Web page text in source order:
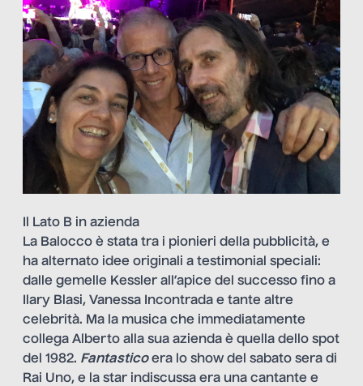
Il Lato B in azienda
La Balocco è stata tra i pionieri della pubblicità, e
ha alternato idee originali a testimonial speciali:
dalle gemelle Kessler all’apice del successo fino a
Ilary Blasi, Vanessa Incontrada e tante altre
celebrità. Ma la musica che immediatamente
collega Alberto alla sua azienda è quella dello spot
del 1982. Fantasticoera lo show del sabato sera di
Rai Uno, e la star indiscussa era una cantante e